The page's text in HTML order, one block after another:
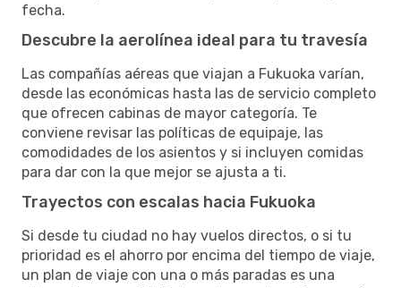
fecha.
Descubre la aerolínea ideal para tu travesía
Las compañías aéreas que viajan a Fukuoka varían,
desde las económicas hasta las de servicio completo
que ofrecen cabinas de mayor categoría. Te
conviene revisar las políticas de equipaje, las
comodidades de los asientos y si incluyen comidas
para dar con la que mejor se ajusta a ti.
Trayectos con escalas hacia Fukuoka
Si desde tu ciudad no hay vuelos directos, o si tu
prioridad es el ahorro por encima del tiempo de viaje,
un plan de viaje con una o más paradas es una